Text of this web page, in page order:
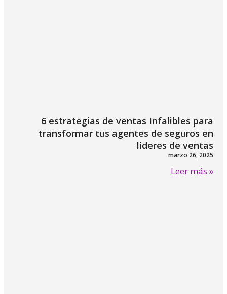
6 estrategias de ventas Infalibles para
transformar tus agentes de seguros en
líderes de ventas
marzo 26, 2025
Leer más »